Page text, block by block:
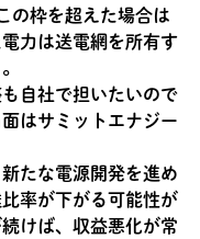
の枠を超えた場合は
力は送電網を所有す
自社で担いたいので
はサミットエナジー
たな電源開発を進め
率が下がる可能性が
けば、収益悪化が常